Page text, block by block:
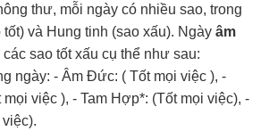
thư, mỗi ngày có nhiều sao, trong
và Hung tinh (sao xấu). Ngày âm
các sao tốt xấu cụ thể như sau:
ngày: - Âm Đức: ( Tốt mọi việc ), -
việc ), - Tam Hợp*: (Tốt mọi việc), -